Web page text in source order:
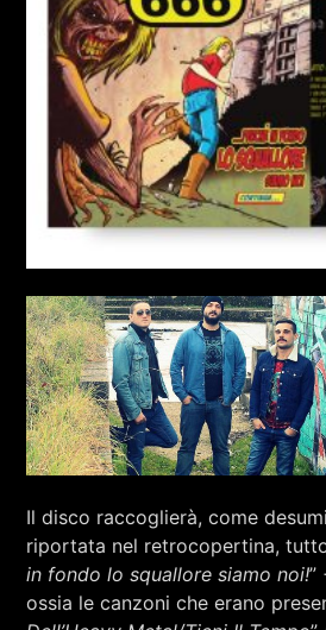
Sostieni Radio
Il disco raccoglierà, come
riportata nel retrocopertina, tutto
in fondo lo squallore siamo noi!”
ossia le canzoni che erano